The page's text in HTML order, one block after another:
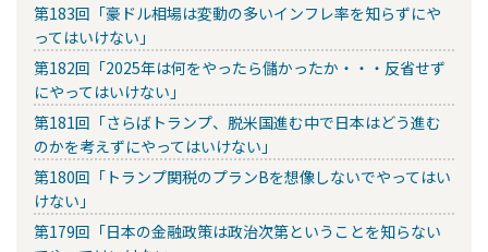
第183回「豪ドル相場は変動の多いインフレ率を知らずにや
ってはいけない」
第182回「2025年は何をやったら儲かったか・・・反省せず
にやってはいけない」
第181回「さらばトランプ、脱米国進む中で日本はどう進む
のかを考えずにやってはいけない」
第180回「トランプ関税のプランBを想像しないでやってはい
けない」
第179回「日本の金融政策は政治次第ということを知らない